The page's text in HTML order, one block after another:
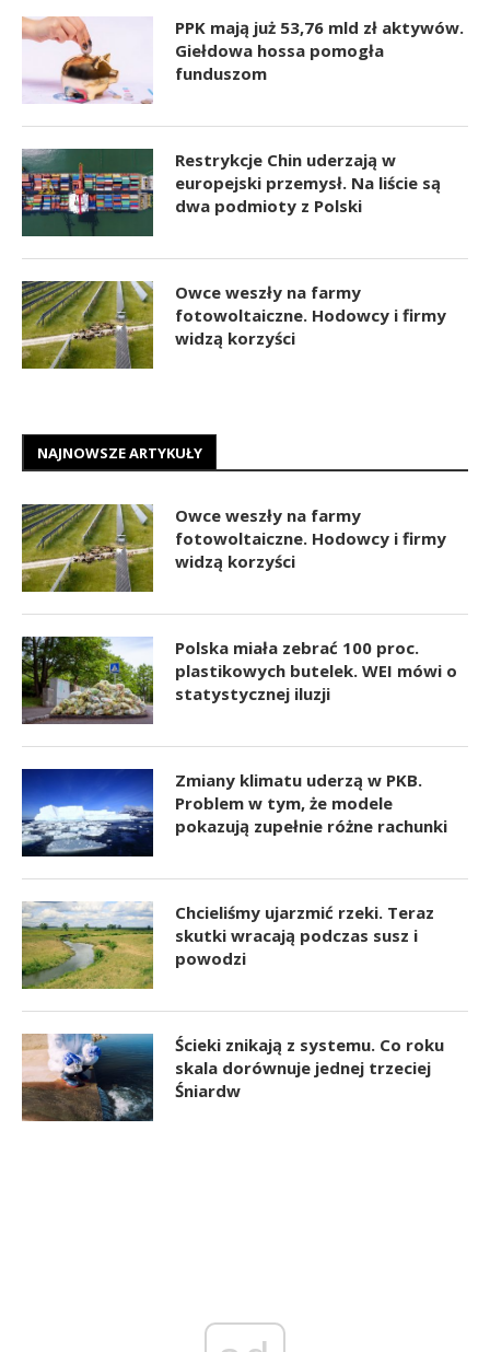
PPK mają już 53,76 mld zł aktywów.
Giełdowa hossa pomogła
funduszom
Restrykcje Chin uderzają w
europejski przemysł. Na liście są
dwa podmioty z Polski
Owce weszły na farmy
fotowoltaiczne. Hodowcy i firmy
widzą korzyści
NAJNOWSZE ARTYKUŁY
Owce weszły na farmy
fotowoltaiczne. Hodowcy i firmy
widzą korzyści
Polska miała zebrać 100 proc.
plastikowych butelek. WEI mówi o
statystycznej iluzji
Zmiany klimatu uderzą w PKB.
Problem w tym, że modele
pokazują zupełnie różne rachunki
Chcieliśmy ujarzmić rzeki. Teraz
skutki wracają podczas susz i
powodzi
Ścieki znikają z systemu. Co roku
skala dorównuje jednej trzeciej
Śniardw